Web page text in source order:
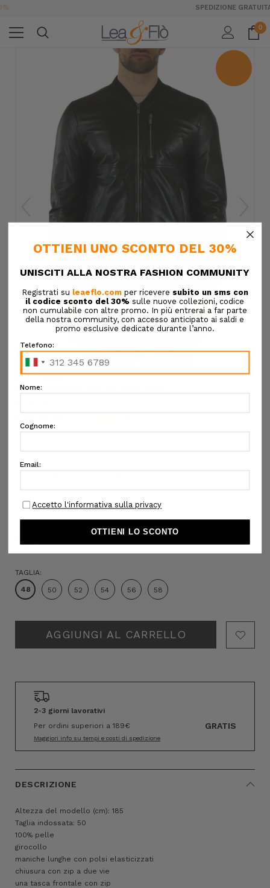
SPEDIZIONE GRATUITA DA 189€ IN ITALIA
0
Tap or pinch to expand
HESKIMO
BOMBER IN PELLE HE1440033
ALTRI COLORI:
TAGLIA:
48
50 52 54 56 58
2-3 giorni lavorativi
Per ordini superiori a 189€
GRATIS
Maggiori info su tempi e costi di spedizione
DESCRIZIONE
Altezza del modello (cm): 185
Taglia indossata: 50
100% pelle
girocollo
maniche lunghe con polsi elasticizzati
chiusura con zip a due vie
una tasca frontale con zip
×